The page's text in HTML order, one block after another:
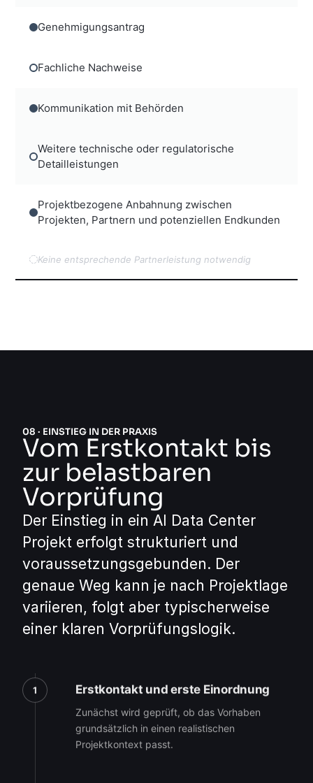
Genehmigungsantrag
Fachliche Nachweise
Kommunikation mit Behörden
Weitere technische oder regulatorische
Detailleistungen
Projektbezogene Anbahnung zwischen
Projekten, Partnern und potenziellen Endkunden
Keine entsprechende Partnerleistung notwendig
08 · EINSTIEG IN DER PRAXIS
Vom Erstkontakt bis
zur belastbaren
Vorprüfung
Der Einstieg in ein AI Data Center
Projekt erfolgt strukturiert und
voraussetzungsgebunden. Der
genaue Weg kann je nach Projektlage
variieren, folgt aber typischerweise
einer klaren Vorprüfungslogik.
1 Erstkontakt und erste Einordnung
Zunächst wird geprüft, ob das Vorhaben
grundsätzlich in einen realistischen
Projektkontext passt.